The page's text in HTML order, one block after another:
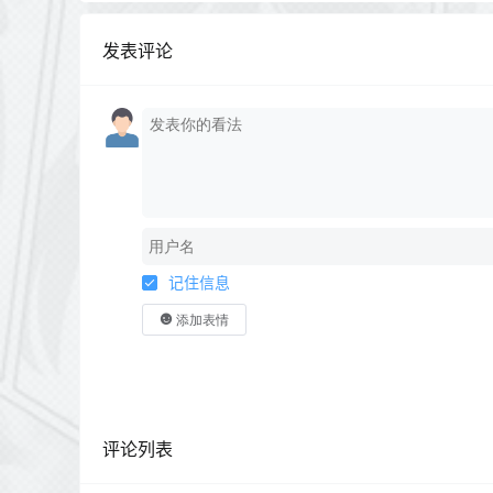
发表评论
记住信息
添加表情
评论列表